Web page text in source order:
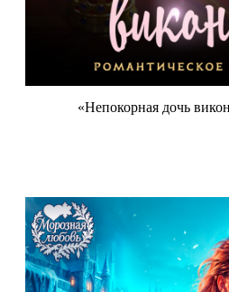
«Непокорная дочь